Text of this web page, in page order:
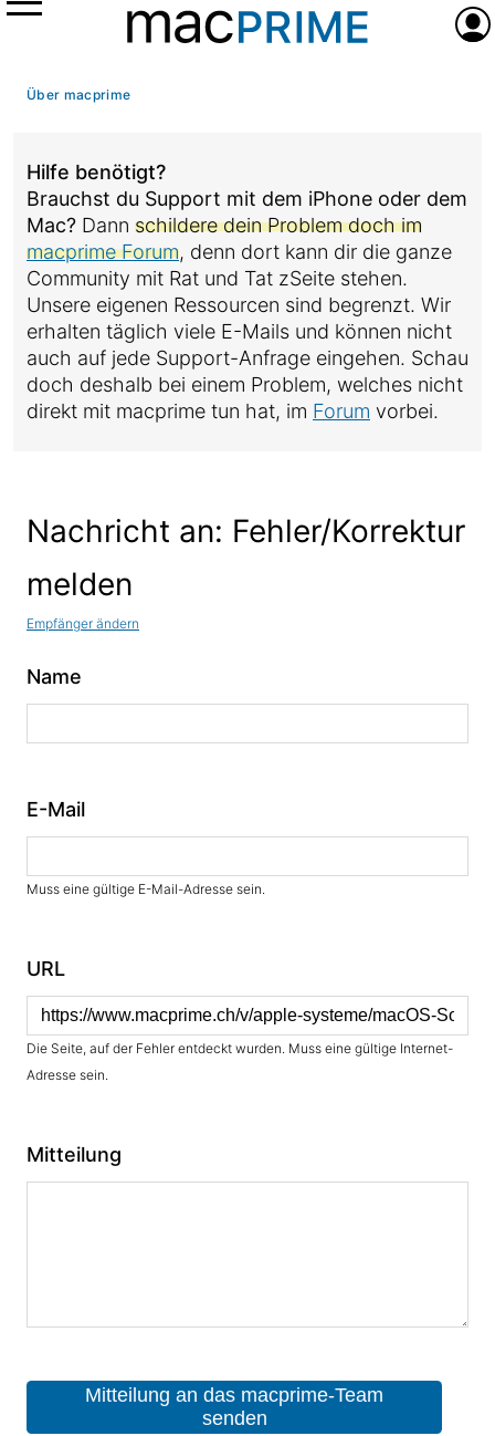
Menü
Über macprime
Hilfe benötigt?
Brauchst du Support mit dem iPhone oder dem
Mac? Dann schildere dein Problem doch im
macprime Forum, denn dort kann dir die ganze
Community mit Rat und Tat zSeite stehen.
Unsere eigenen Ressourcen sind begrenzt. Wir
erhalten täglich viele E-Mails und können nicht
auch auf jede Support-Anfrage eingehen. Schau
doch deshalb bei einem Problem, welches nicht
direkt mit macprime tun hat, im Forum vorbei.
Nachricht an: Fehler/Korrektur
melden
Empfänger ändern
Name
E-Mail
Muss eine gültige E-Mail-Adresse sein.
URL
Die Seite, auf der Fehler entdeckt wurden. Muss eine gültige Internet-
Adresse sein.
Mitteilung
Mitteilung an das macprime-Team
senden